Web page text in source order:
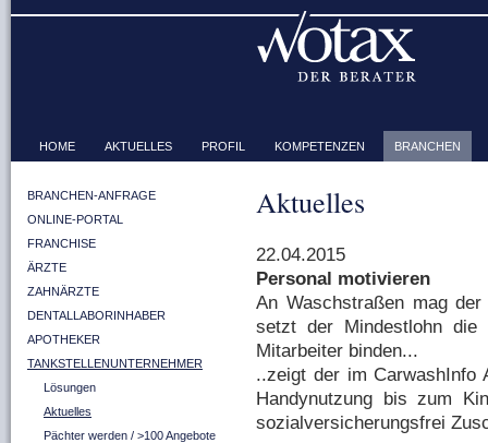
HOME AKTUELLES PROFIL KOMPETENZEN BRANCHEN
BRANCHEN-ANFRAGE
ONLINE-PORTAL
FRANCHISE
ÄRZTE
ZAHNÄRZTE
DENTALLABORINHABER
APOTHEKER
TANKSTELLENUNTERNEHMER
Lösungen
Aktuelles
Pächter werden / >100 Angebote
Aktuelles
22.04.2015
Personal motivieren
An Waschstraßen mag
setzt der Mindestlohn
Mitarbeiter binden...
..zeigt der im CarwashInfo
Handynutzung bis zum
sozialversicherungsfrei